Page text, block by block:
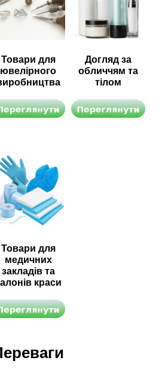
Товари для
ювелірного
Догляд за
обличчям та
тілом
Товари для
медичних
закладів та
краси